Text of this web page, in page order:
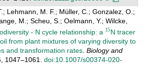
Lehmann, M. F.; Müller, C.; Gonzalez, O.;
M.; Scheu, S.; Oelmann, Y.; Wilcke,
- N cycle relationship: a
N tracer
from plant mixtures of varying diversity to
and transformation rates. Biology and
1047–1061. doi:10.1007/s00374-020-